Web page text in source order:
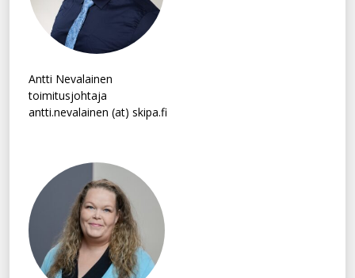
Antti Nevalainen
toimitusjohtaja
antti.nevalainen (at) skipa.fi